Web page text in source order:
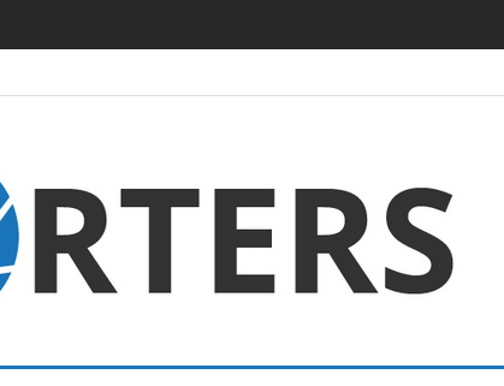
‘กุชชี่’ 50 ปี พร้อมส่ง 4 แบรนด์ใหม่บุกตลาดไทย